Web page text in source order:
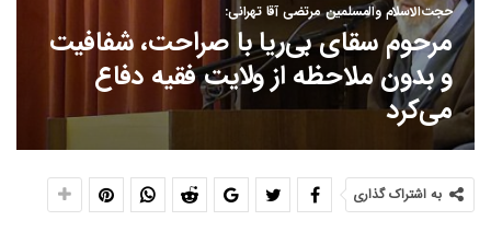
حجت‌الاسلام والمسلمین مرتضی آقا تهرانی:
مرحوم سقای بی‌ریا با صراحت، شفافیت
و بدون ملاحظه‌ از ولایت فقیه دفاع
می‌کرد
به اشتراک گذاری